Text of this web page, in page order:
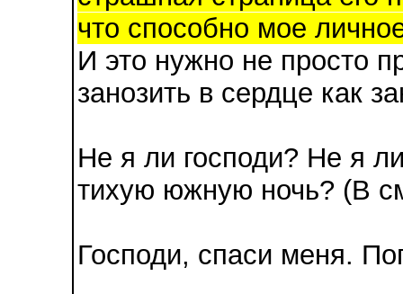
что способно мое
И это нужно не просто
занозить в сердце как
Не я ли господи? Не я
тихую южную ночь? (В
Господи, спаси меня.